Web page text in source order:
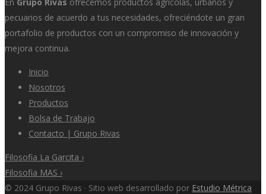
pecuarios de acuerdo a tus necesidades, ofreciéndote un gran
portafolio de productos con un compromiso de innovación y
mejora continua.
Inicio
Nosotros
Productos
Bolsa de Trabajo
Contacto | Grupo Rivas
Filosofia La Garcita ›
Filosofia MAS ›
© 2024 Grupo Rivas · Sitio web desarrollado por Estudio Métrica